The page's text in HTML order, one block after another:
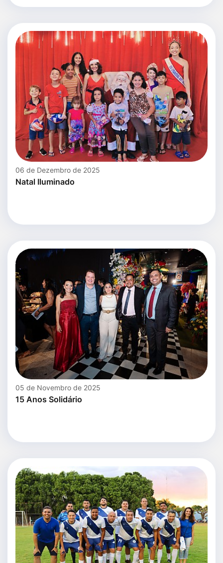
06 de Dezembro de 2025
Natal Iluminado
05 de Novembro de 2025
15 Anos Solidário